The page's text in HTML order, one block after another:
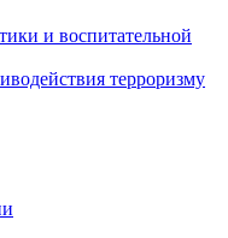
и воспитательной
терроризму